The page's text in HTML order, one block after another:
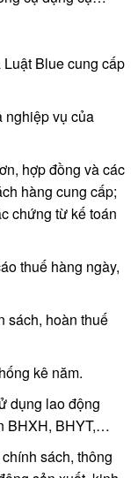
Blue cung cấp
nghiệp vụ của
hợp đồng và các
hàng cung cấp;
chứng từ kế toán
thuế hàng ngày,
sách, hoàn thuế
kê năm.
dụng lao động
BHXH, BHYT,…
sách, thông